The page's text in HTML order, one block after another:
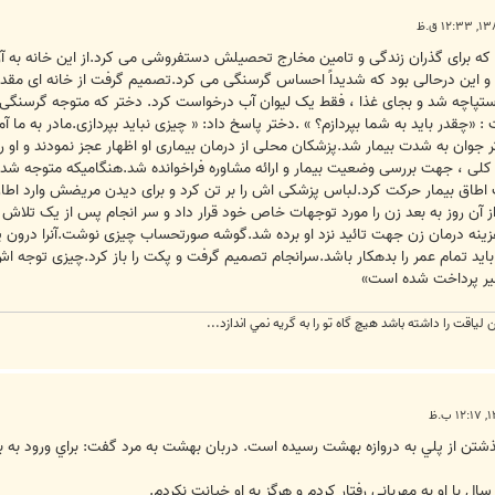
برای گذران زندگی و تامین مخارج تحصیلش دستفروشی می کرد.از این خانه
است و این درحالی بود که شدیداً احساس گرسنگی می کرد.تصمیم گرفت از خانه ای
شد و بجای غذا ، فقط یک لیوان آب درخواست کرد. دختر که متوجه
باید به شما بپردازم؟ » .دختر پاسخ داد: « چیزی نباید بپردازی.مادر به
به شدت بیمار شد.پزشکان محلی از درمان بیماری او اظهار عجز نمودند و او
کلی ، جهت بررسی وضعیت بیمار و ارائه مشاوره فراخوانده شد.هنگامیکه
بیمار حرکت کرد.لباس پزشکی اش را بر تن کرد و برای دیدن مریضش وارد
آن روز به بعد زن را مورد توجهات خاص خود قرار داد و سر انجام پس از یک
درمان زن جهت تائید نزد او برده شد.گوشه صورتحساب چیزی نوشت.آنرا
تمام عمر را بدهکار باشد.سرانجام تصمیم گرفت و پکت را باز کرد.چیزی
پرداخت شده است»
را داشته باشد هيچ گاه تو را به گريه نمي اندازد...
از پلي به دروازه بهشت رسيده است. دربان بهشت به مرد گفت: براي ورود به